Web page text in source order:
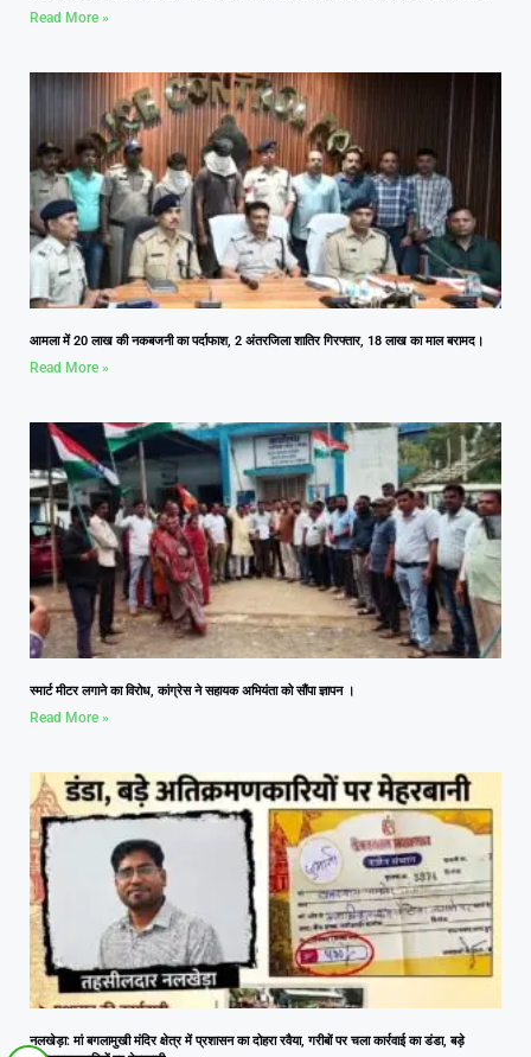
Read More »
आमला में 20 लाख की नकबजनी का पर्दाफाश, 2 अंतरजिला शातिर गिरफ्तार, 18 लाख का माल बरामद।
Read More »
स्मार्ट मीटर लगाने का विरोध, कांग्रेस ने सहायक अभियंता को सौंपा ज्ञापन ।
Read More »
नलखेड़ा: मां बगलामुखी मंदिर क्षेत्र में प्रशासन का दोहरा रवैया, गरीबों पर चला कार्रवाई का डंडा, बड़े